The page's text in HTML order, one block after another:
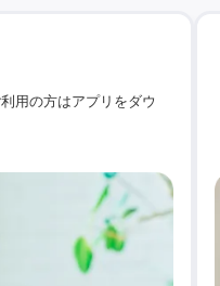
用の方はアプリをダウ